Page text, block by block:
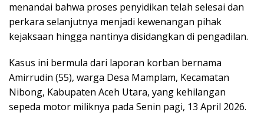
menandai bahwa proses penyidikan telah selesai dan
perkara selanjutnya menjadi kewenangan pihak
kejaksaan hingga nantinya disidangkan di pengadilan.
Kasus ini bermula dari laporan korban bernama
Amirrudin (55), warga Desa Mamplam, Kecamatan
Nibong, Kabupaten Aceh Utara, yang kehilangan
sepeda motor miliknya pada Senin pagi, 13 April 2026.